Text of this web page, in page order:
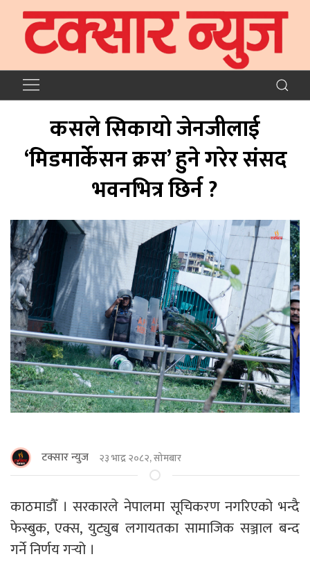
कसले सिकायो जेनजीलाई
‘मिडमार्केसन क्रस’ हुने गरेर संसद
भवनभित्र छिर्न ?
टक्सार न्युज २३ भाद्र २०८२, सोमबार
काठमाडौँ । सरकारले नेपालमा सूचिकरण नगरिएको भन्दै
फेस्बुक, एक्स, युट्युब लगायतका सामाजिक सञ्जाल बन्द
गर्ने निर्णय गर्‍यो ।